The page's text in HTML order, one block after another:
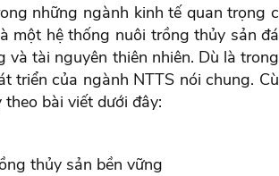
những ngành kinh tế quan trọng
một hệ thống nuôi trồng thủy sản
tài nguyên thiên nhiên. Dù là
triển của ngành NTTS nói chung.
bài viết dưới đây:
thủy sản bền vững